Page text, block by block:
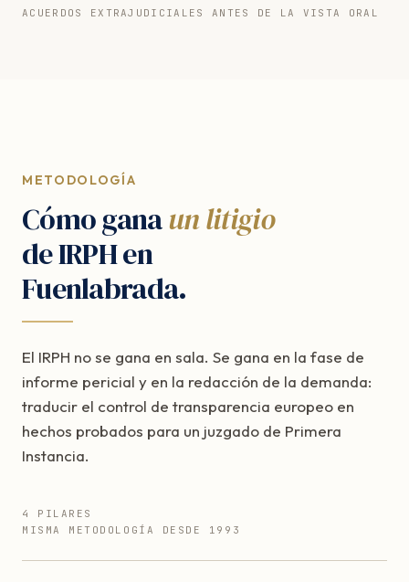
ACUERDOS EXTRAJUDICIALES ANTES DE LA VISTA ORAL
METODOLOGÍA
Cómo ganaun litigio
de IRPH en
Fuenlabrada.
El IRPH no se gana en sala. Se gana en la fase de
informe pericial y en la redacción de la demanda:
traducir el control de transparencia europeo en
hechos probados para un juzgado de Primera
Instancia.
4 PILARES
MISMA METODOLOGÍA DESDE 1993